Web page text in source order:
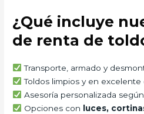
¿Qué incluye
de renta de
Transporte, armado y
Toldos limpios y en excelente
Asesoría personalizada
Opciones con
luces,